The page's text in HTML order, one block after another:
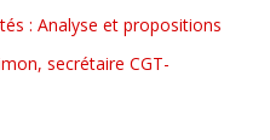
: Analyse et propositions
secrétaire CGT-